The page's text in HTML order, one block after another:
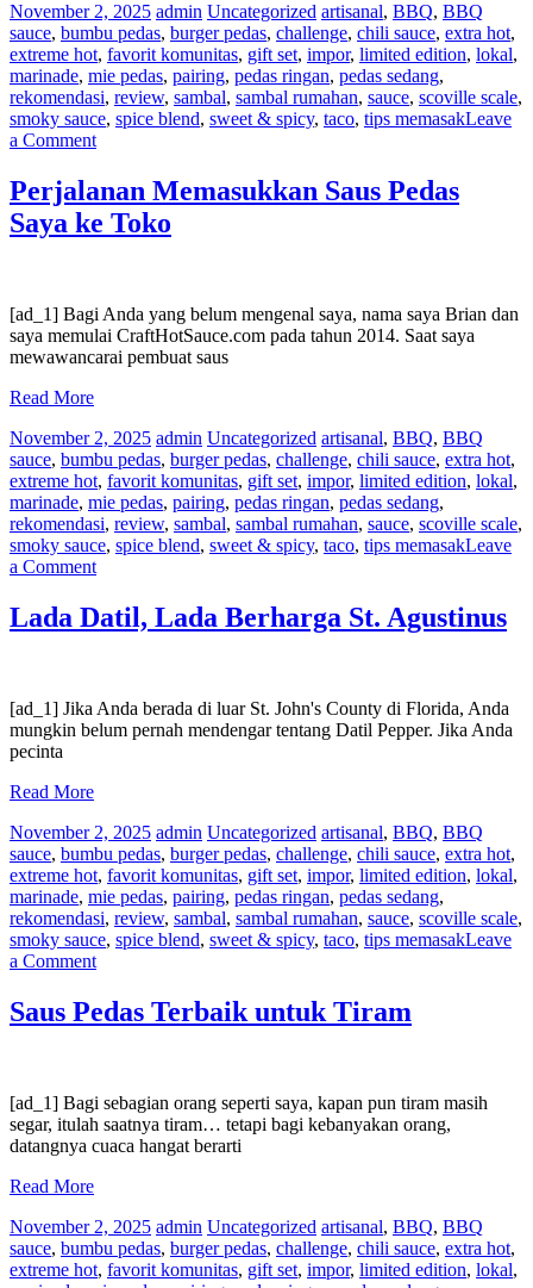
November 2, 2025 admin Uncategorized artisanal, BBQ, BBQ
sauce, bumbu pedas, burger pedas, challenge, chili sauce, extra hot,
extreme hot, favorit komunitas, gift set, impor, limited edition, lokal,
marinade, mie pedas, pairing, pedas ringan, pedas sedang,
rekomendasi, review, sambal, sambal rumahan, sauce, scoville scale,
smoky sauce, spice blend, sweet & spicy, taco, tips memasakLeave
a Commenton
Mengubah
Pembenci
Saus
Cile
Perjalanan Memasukkan Saus Pedas
Saya ke Toko
[ad_1] Bagi Anda yang belum mengenal saya, nama saya Brian dan
saya memulai CraftHotSauce.com pada tahun 2014. Saat saya
mewawancarai pembuat saus
Read More
November 2, 2025 admin Uncategorized artisanal, BBQ, BBQ
sauce, bumbu pedas, burger pedas, challenge, chili sauce, extra hot,
extreme hot, favorit komunitas, gift set, impor, limited edition, lokal,
marinade, mie pedas, pairing, pedas ringan, pedas sedang,
rekomendasi, review, sambal, sambal rumahan, sauce, scoville scale,
smoky sauce, spice blend, sweet & spicy, taco, tips memasakLeave
a Commenton
Memasukkan
Saus
Toko
Lada Datil, Lada Berharga St. Agustinus
[ad_1] Jika Anda berada di luar St. John's County di Florida, Anda
mungkin belum pernah mendengar tentang Datil Pepper. Jika Anda
pecinta
Read More
November 2, 2025 admin Uncategorized artisanal, BBQ, BBQ
sauce, bumbu pedas, burger pedas, challenge, chili sauce, extra hot,
extreme hot, favorit komunitas, gift set, impor, limited edition, lokal,
marinade, mie pedas, pairing, pedas ringan, pedas sedang,
rekomendasi, review, sambal, sambal rumahan, sauce, scoville scale,
smoky sauce, spice blend, sweet & spicy, taco, tips memasakLeave
a Commenton
Datil,
Lada
Saus Pedas Terbaik untuk Tiram
[ad_1] Bagi sebagian orang seperti saya, kapan pun tiram masih
segar, itulah saatnya tiram… tetapi bagi kebanyakan orang,
datangnya cuaca hangat berarti
Read More
November 2, 2025 admin Uncategorized artisanal, BBQ, BBQ
sauce, bumbu pedas, burger pedas, challenge, chili sauce, extra hot,
extreme hot, favorit komunitas, gift set, impor, limited edition, lokal,